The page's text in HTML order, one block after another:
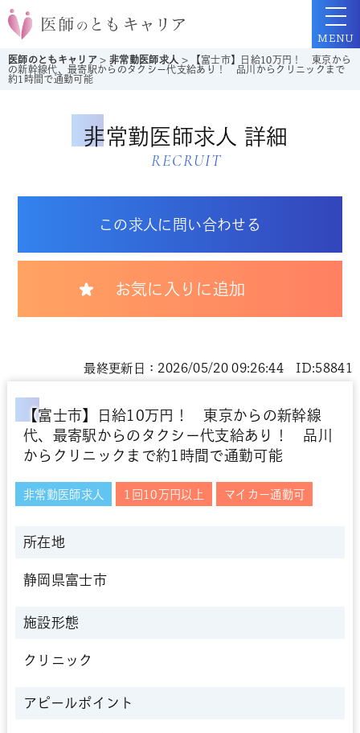
医師のともキャリア >非常勤医師求人 >
【富士市】日給10万円！ 東京から
の新幹線代、最寄駅からのタクシー代支給あり！ 品川からクリニックまで
約1時間で通勤可能
MENU
非常勤医師求人 詳細
RECRUIT
この求人に問い合わせる
お気に入りに追加
【富士市】日給10万円！ 東京からの新幹線
代、最寄駅からのタクシー代支給あり！ 品川
からクリニックまで約1時間で通勤可能
最終更新日：2026/05/20 09:26:44 ID:58841
非常勤医師求人 1回10万円以上 マイカー通勤可
所在地
静岡県富士市
施設形態
クリニック
アピールポイント